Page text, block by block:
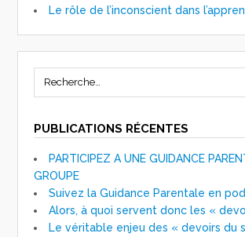
Le rôle de l’inconscient dans
PUBLICATIONS RÉCENTES
PARTICIPEZ A UNE GUIDANCE
GROUPE
Suivez la Guidance Parentale en
Alors, à quoi servent donc les «
Le véritable enjeu des « devoirs du